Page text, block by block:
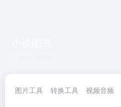
图片工具 转换工具 视频音频